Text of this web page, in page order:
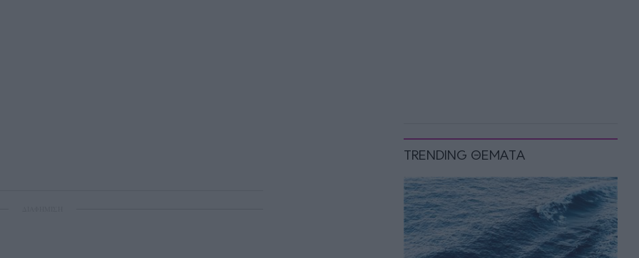
TRENDING ΘΕΜΑΤΑ